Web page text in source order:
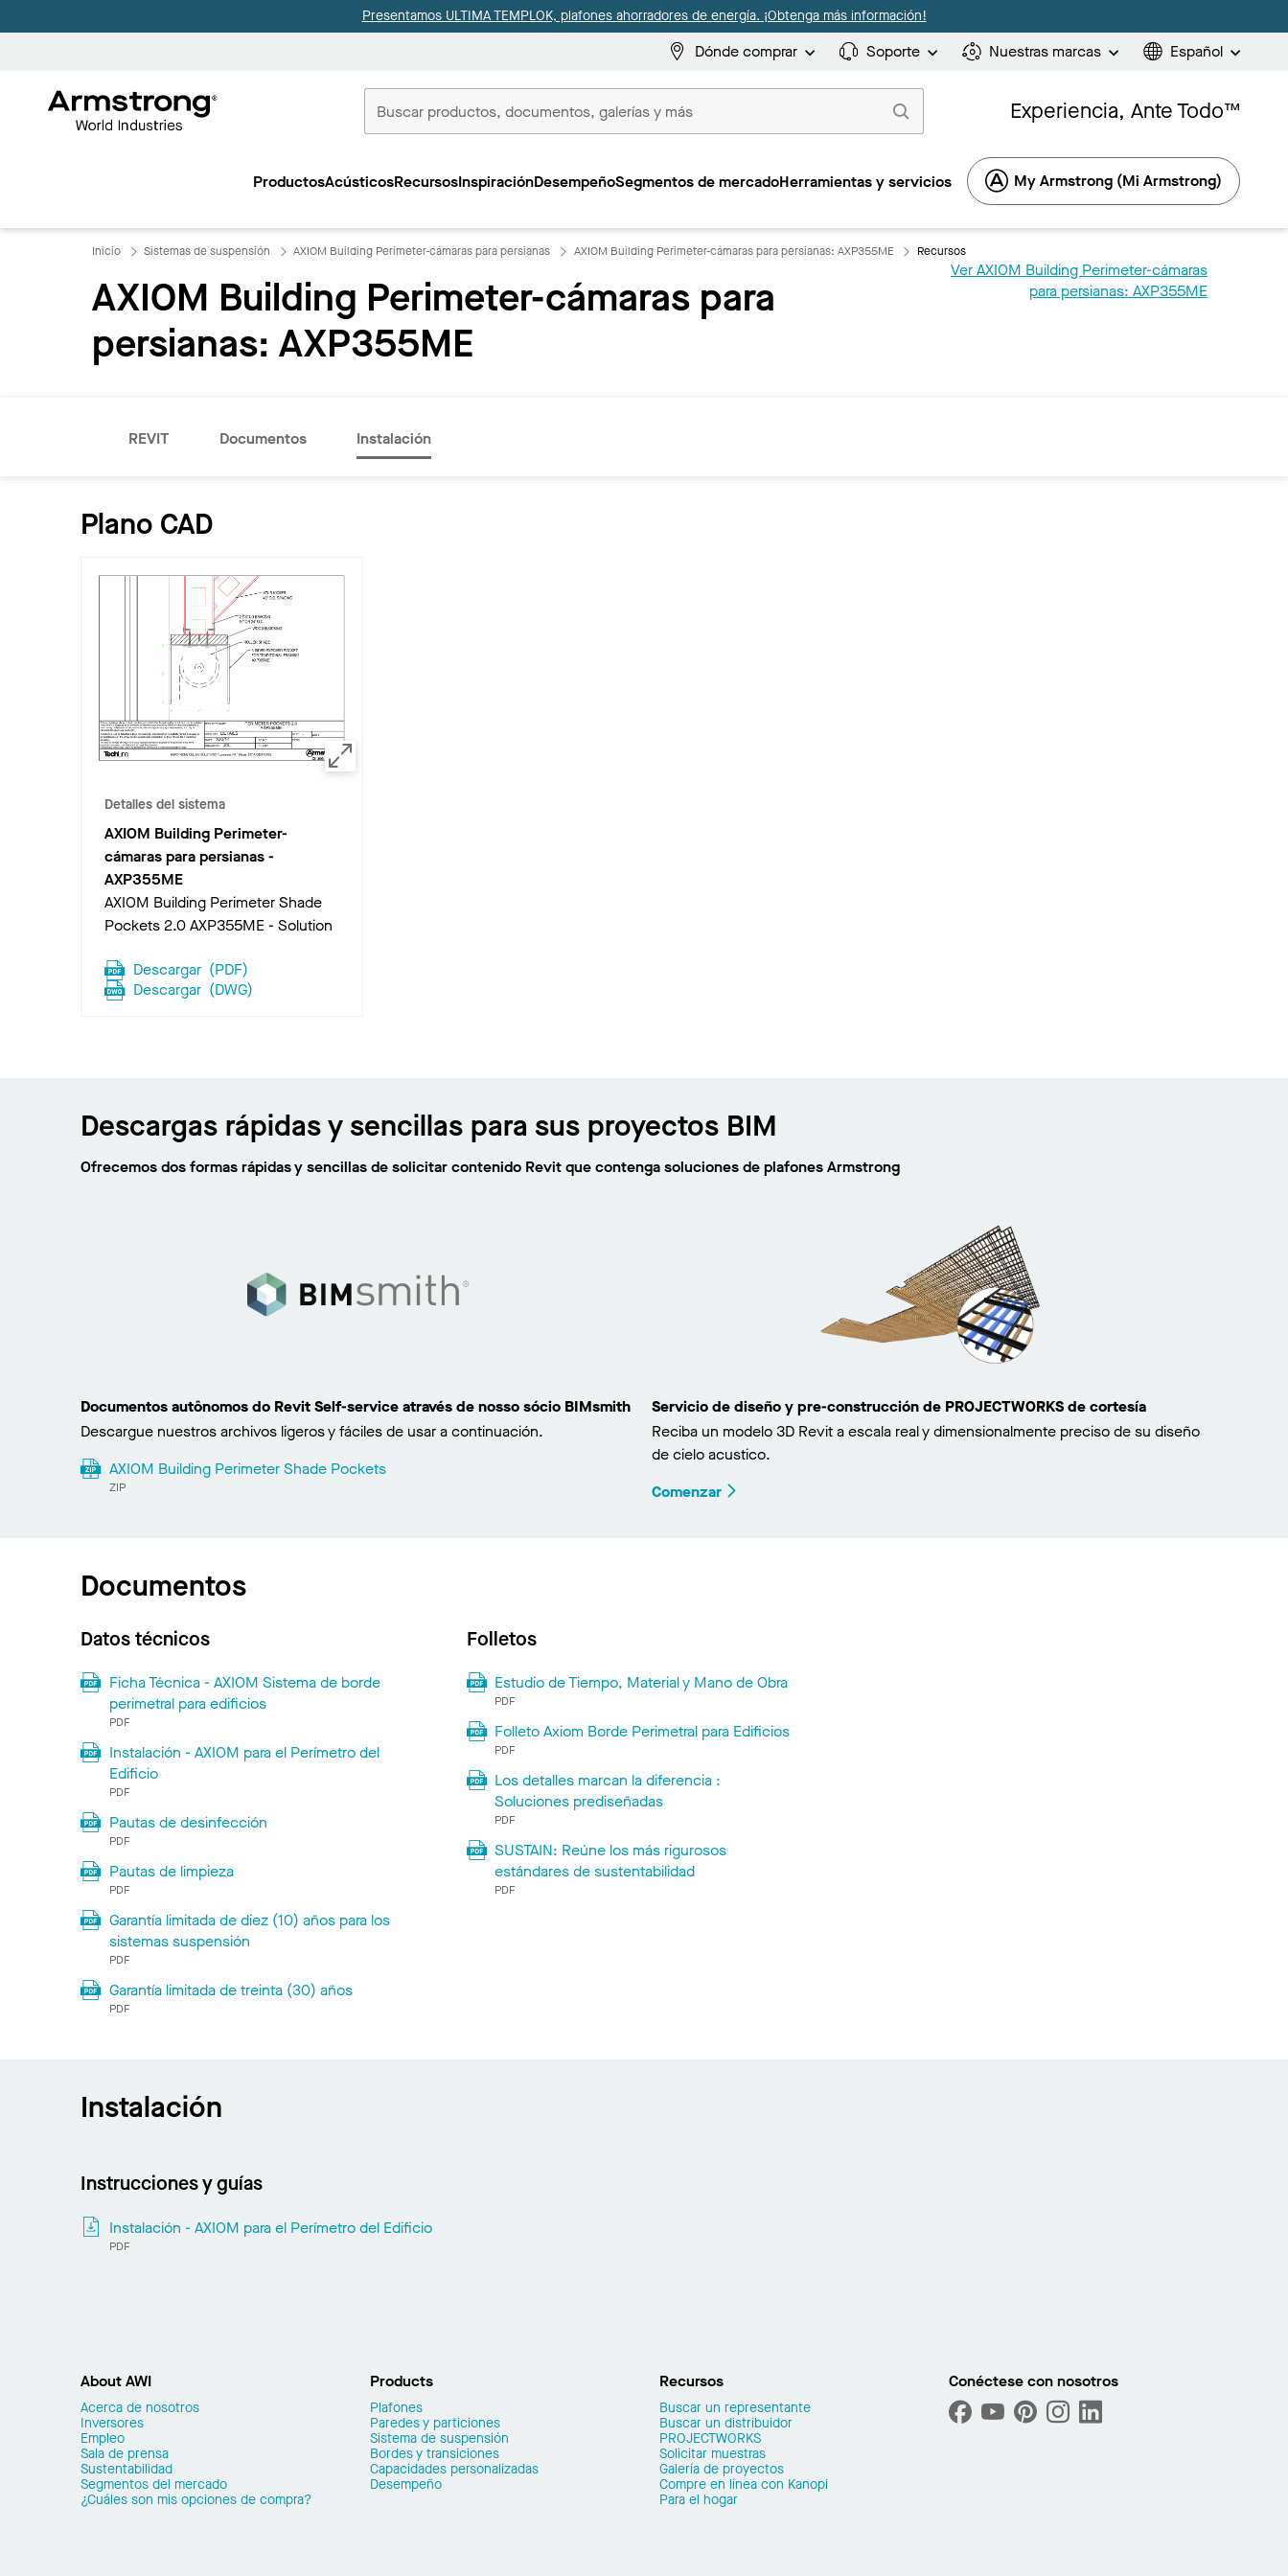
Presentamos ULTIMA TEMPLOK, plafones ahorradores de energía. ¡Obtenga más información!
Dónde comprar Soporte Nuestras marcas Español
Inicio
Experiencia, Ante Todo™
ProductosAcústicosRecursosInspiraciónDesempeñoSegmentos de mercadoHerramientas y servicios My Armstrong (Mi Armstrong)
Inicio Sistemas de suspensión AXIOM Building Perimeter-cámaras para persianas AXIOM Building Perimeter-cámaras para persianas: AXP355ME Recursos
AXIOM Building Perimeter-cámaras para
persianas: AXP355ME
Ver AXIOM Building Perimeter-cámaras
para persianas: AXP355ME
REVIT Documentos Instalación
Plano CAD
Detalles del sistema
AXIOM Building Perimeter-
cámaras para persianas-
AXP355ME
AXIOM Building Perimeter Shade
Pockets 2.0 AXP355ME - Solution
Descargar (PDF)
Descargar (DWG)
Descargas rápidas y sencillas para sus proyectos BIM
Ofrecemos dos formas rápidas y sencillas de solicitar contenido Revit que contenga soluciones de plafones Armstrong
Documentos autônomos do Revit Self-service através de nosso sócio BIMsmith
Descargue nuestros archivos ligeros y fáciles de usar a continuación.
AXIOM Building Perimeter Shade Pockets
ZIP
Servicio de diseño y pre-construcción de PROJECTWORKS de cortesía
Reciba un modelo 3D Revit a escala real y dimensionalmente preciso de su diseño
de cielo acustico.
Comenzar
Documentos
Datos técnicos
Ficha Técnica - AXIOM Sistema de borde
perimetral para edificios
PDF
Instalación - AXIOM para el Perímetro del
Edificio
PDF
Pautas de desinfección
PDF
Pautas de limpieza
PDF
Garantía limitada de diez (10) años para los
sistemas suspensión
PDF
Garantía limitada de treinta (30) años
PDF
Folletos
Estudio de Tiempo, Material y Mano de Obra
PDF
Folleto Axiom Borde Perimetral para Edificios
PDF
Los detalles marcan la diferencia :
Soluciones prediseñadas
PDF
SUSTAIN: Reúne los más rigurosos
estándares de sustentabilidad
PDF
Instalación
Instrucciones y guías
Instalación - AXIOM para el Perímetro del Edificio
PDF
About AWI
Acerca de nosotros
Inversores
Empleo
Sala de prensa
Sustentabilidad
Segmentos del mercado
¿Cuáles son mis opciones de compra?
Products
Plafones
Paredes y particiones
Sistema de suspensión
Bordes y transiciones
Capacidades personalizadas
Desempeño
Recursos
Buscar un representante
Buscar un distribuidor
PROJECTWORKS
Solicitar muestras
Galería de proyectos
Compre en línea con Kanopi
Para el hogar
Conéctese con nosotros